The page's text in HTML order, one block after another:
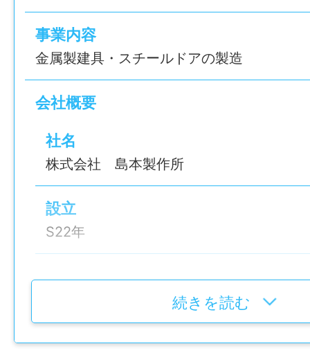
【お仕事内容】
のバラシ作業
◇ 塗装作業
※適性を見て上記仕事のいずれかに配属し
部署の移動も可能です
///////////////////////////////////////
事業内容
金属製建具・スチールドアの製造
会社概要
社名
株式会社 島本製作所
設立
S22年
代表者
資本金
続きを読む